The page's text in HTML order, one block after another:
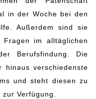
in der Woche bei den
Außerdem sind sie
im alltäglichen
Berufsfindung. Die
hinaus verschiedenste
und steht diesen zu
Verfügung.